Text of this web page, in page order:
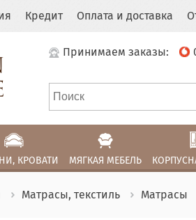
Кредит Оплата и доставка
Принимаем заказы:
КРОВАТИ МЯГКАЯ МЕБЕЛЬ
Матрасы, текстиль Матрасы